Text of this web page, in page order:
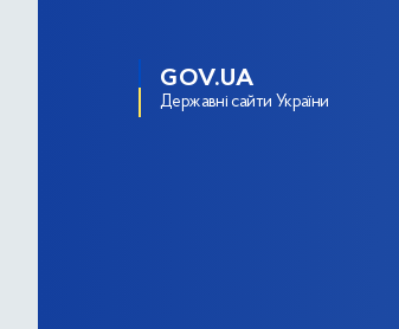
GOV.UA
Державні сайти України